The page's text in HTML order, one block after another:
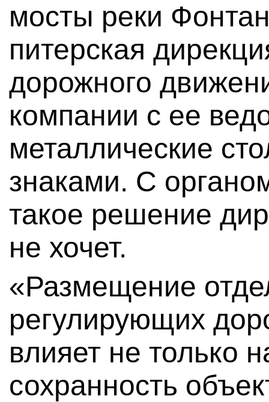
мосты реки
питерская
дорожного
компании с ее
металлические
знаками. С
такое решение
не хочет.
«Размещение
регулирующих
влияет не только
сохранность